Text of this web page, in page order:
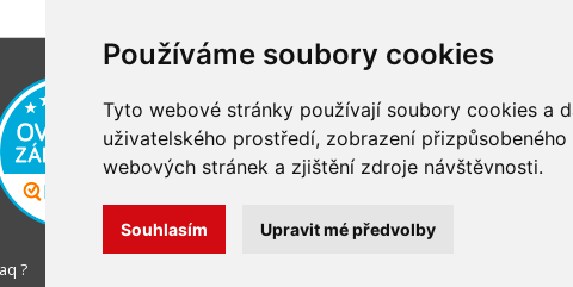
Používáme soubory cookies
Tyto webové stránky používají soubory cookies a
uživatelského prostředí, zobrazení
webových stránek a zjištění zdroje návštěvnosti.
Souhlasím Upravit mé předvolby
?